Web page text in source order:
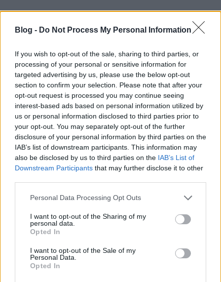
Blog - Do Not Process My Personal Information
If you wish to opt-out of the sale, sharing to third parties, or
processing of your personal or sensitive information for
targeted advertising by us, please use the below opt-out
section to confirm your selection. Please note that after your
opt-out request is processed you may continue seeing
interest-based ads based on personal information utilized by
us or personal information disclosed to third parties prior to
your opt-out. You may separately opt-out of the further
disclosure of your personal information by third parties on the
IAB’s list of downstream participants. This information may
also be disclosed by us to third parties on the IAB’s List of
Downstream Participants that may further disclose it to other
Please note that this website/app uses one or more Google
not limited to your visit or usage behaviour. You may click to
grant or deny consent to Google and its third-party tags to
use your data for below specified purposes in below Google
consent section.
Personal Data Processing Opt Outs
I want to opt-out of the Sharing of my
personal data.
Opted In
I want to opt-out of the Sale of my
Personal Data.
Opted In
Vannak viszont olyan jelek, melyeket csak egy
szakképzett, az órák belső világát ismerő órás tud
észrevenni, speciális műszerek segítségével - erre egy
során nincs lehetőség.
És el is érkeztünk arra a pontra, amikor a vevő
pénztárcája bánhatja azt, hogy megbízott az
eladóban: A rendszeres, 5-7 évenkénti szervizköltség
egy mechanikus óránál pár tízezer forintnál
kezdődik és ennek sokszorosa lehet úgy, hogy az
órával nincs különösebb probléma. Ha az óra
mechanikusan elhanyagolt, lehet néhány hónapon
belül bizony azt tapasztalja az ember, hogy az
órájával valami nincsen rendben és ilyenkor keres fel
minket, ahol jön a diagnózis: "az órát sürgősen
szervizelni kell".
egy bonyolult, mechanikus időmérő esetén az óra
értékéhez mérhető költséget tud eredményezni!
Összegezve: az óra eredetiségvizsgálatán kívül
javasoljuk azt is, hogy az óra műszaki állapotát is
felmérje a vevőjelölt az adásvétel során. Úgy kell erre